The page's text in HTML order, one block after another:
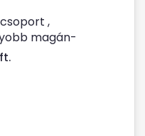
,
magán-